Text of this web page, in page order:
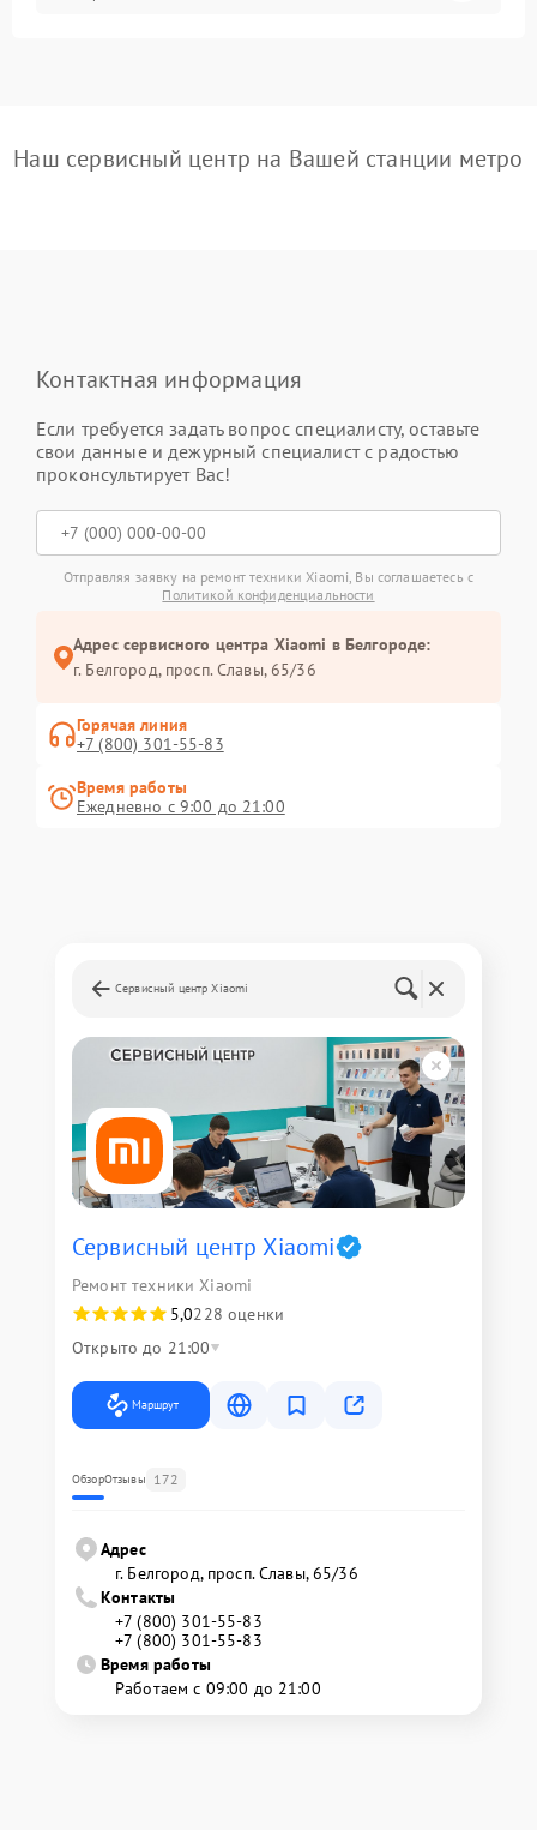
Наш сервисный центр на Вашей станции метро
Контактная информация
Если требуется задать вопрос специалисту, оставьте
свои данные и дежурный специалист с радостью
проконсультирует Вас!
Отправляя заявку на ремонт техники Xiaomi, Вы соглашаетесь с
Политикой конфиденциальности
Адрес сервисного центра Xiaomi в Белгороде:
г. Белгород, просп. Славы, 65/36
Горячая линия
+7 (800) 301-55-83
Время работы
Ежедневно с 9:00 до 21:00
Сервисный центр Xiaomi
Сервисный центр Xiaomi
Ремонт техники Xiaomi
5,0228 оценки
Открыто до 21:00
Маршрут
ОбзорОтзывы 172
Адрес
г. Белгород, просп. Славы, 65/36
Контакты
+7 (800) 301-55-83
+7 (800) 301-55-83
Время работы
Работаем с 09:00 до 21:00